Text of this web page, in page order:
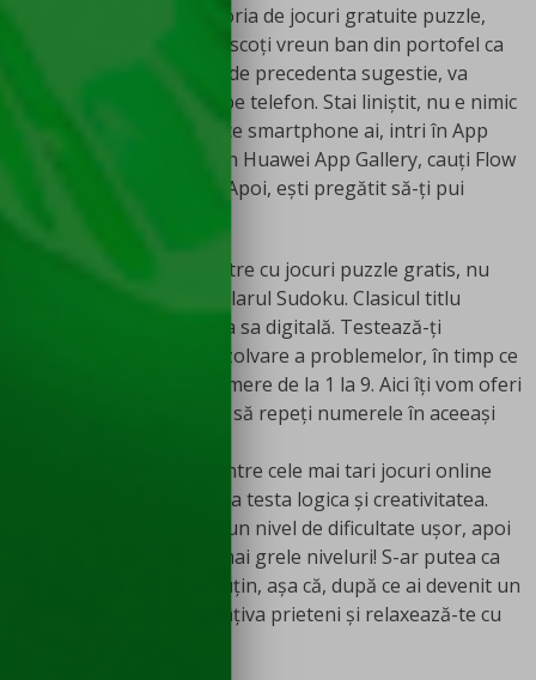
Flow Free intră în categoria de jocuri gratuite puzzle,
pentru că nu trebuie să scoți vreun ban din portofel ca
să îl încerci. Totuși, față de precedenta sugestie, va
trebui să descarci jocul pe telefon. Stai liniștit, nu e nimic
complicat. În funcție de ce smartphone ai, intri în App
Store, Google Play sau în Huawei App Gallery, cauți Flow
Free și apeși download. Apoi, ești pregătit să-ți pui
Din recomandările noastre cu jocuri puzzle gratis, nu
putea să lipsească popularul Sudoku. Clasicul titlu
prinde viață în versiunea sa digitală. Testează-ți
abilitățile de logică și rezolvare a problemelor, în timp ce
completezi grilele cu numere de la 1 la 9. Aici îți vom oferi
un mic hint – nu trebuie să repeți numerele în aceeași
Așadar, Sudoku, unul dintre cele mai tari jocuri online
puzzle, cu siguranță îți va testa logica și creativitatea.
Joacă câteva partide pe un nivel de dificultate ușor, apoi
aventurează-te în cele mai grele niveluri! S-ar putea ca
jocul să te obosească puțin, așa că, după ce ai devenit un
profesionist, adună-ți câțiva prieteni și relaxează-te cu